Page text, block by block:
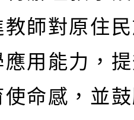
師對原住
用能力，
命感，並